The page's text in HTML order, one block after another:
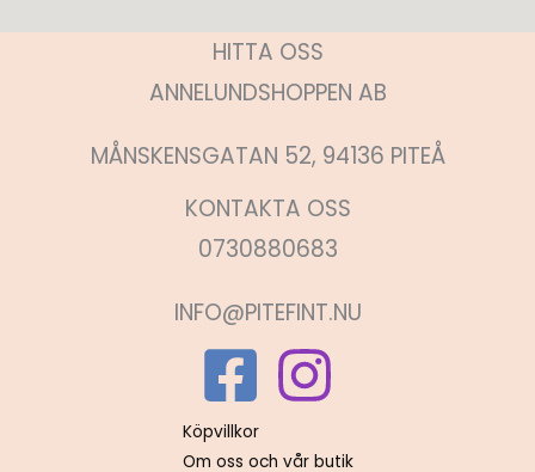
HITTA OSS
ANNELUNDSHOPPEN AB
MÅNSKENSGATAN 52, 94136 PITEÅ
KONTAKTA OSS
0730880683
INFO@PITEFINT.NU
Köpvillkor
Om oss och vår butik